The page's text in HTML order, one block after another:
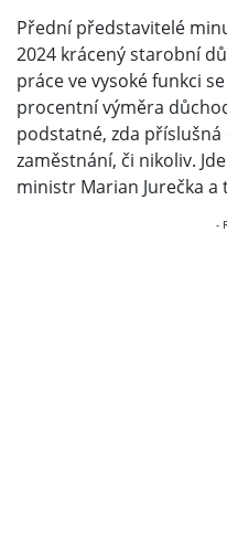
Přední představitelé
2024 krácený starobní
práce ve vysoké funkci
procentní výměra
podstatné, zda
zaměstnání, či nikoliv.
ministr Marian Jurečka a